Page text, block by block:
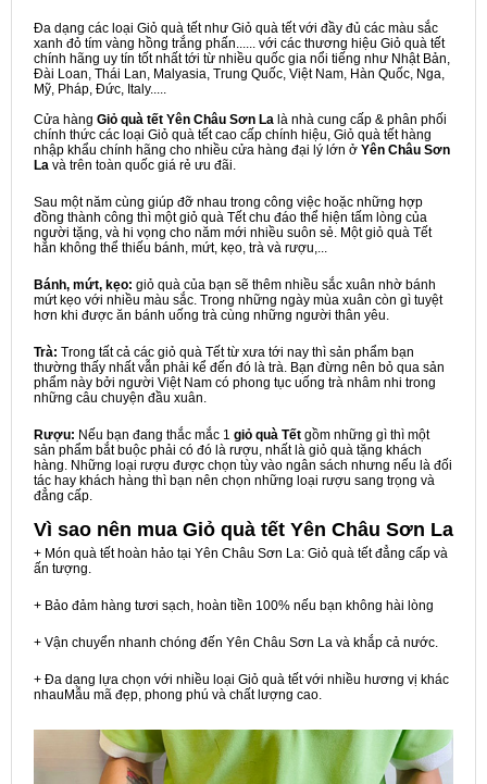
Đa dạng các loại Giỏ quà tết như Giỏ quà tết với đầy đủ các màu sắc
xanh đỏ tím vàng hồng trắng phấn...... với các thương hiệu Giỏ quà tết
chính hãng uy tín tốt nhất tới từ nhiều quốc gia nổi tiếng như Nhật Bản,
Đài Loan, Thái Lan, Malyasia, Trung Quốc, Việt Nam, Hàn Quốc, Nga,
Mỹ, Pháp, Đức, Italy.....
Cửa hàng Giỏ quà tết Yên Châu Sơn La là nhà cung cấp & phân phối
chính thức các loại Giỏ quà tết cao cấp chính hiệu, Giỏ quà tết hàng
nhập khẩu chính hãng cho nhiều cửa hàng đại lý lớn ở Yên Châu Sơn
La và trên toàn quốc giá rẻ ưu đãi.
Sau một năm cùng giúp đỡ nhau trong công việc hoặc những hợp
đồng thành công thì một giỏ quà Tết chu đáo thể hiện tấm lòng của
người tặng, và hi vọng cho năm mới nhiều suôn sẻ. Một giỏ quà Tết
hẳn không thể thiếu bánh, mứt, kẹo, trà và rượu,...
Bánh, mứt, kẹo: giỏ quà của bạn sẽ thêm nhiều sắc xuân nhờ bánh
mứt kẹo với nhiều màu sắc. Trong những ngày mùa xuân còn gì tuyệt
hơn khi được ăn bánh uống trà cùng những người thân yêu.
Trà: Trong tất cả các giỏ quà Tết từ xưa tới nay thì sản phẩm bạn
thường thấy nhất vẫn phải kể đến đó là trà. Bạn đừng nên bỏ qua sản
phẩm này bởi người Việt Nam có phong tục uống trà nhâm nhi trong
những câu chuyện đầu xuân.
Rượu: Nếu bạn đang thắc mắc 1 giỏ quà Tết gồm những gì thì một
sản phẩm bắt buộc phải có đó là rượu, nhất là giỏ quà tặng khách
hàng. Những loại rượu được chọn tùy vào ngân sách nhưng nếu là đối
tác hay khách hàng thì bạn nên chọn những loại rượu sang trọng và
đẳng cấp.
Vì sao nên mua Giỏ quà tết Yên Châu Sơn La
+ Món quà tết hoàn hảo tại Yên Châu Sơn La: Giỏ quà tết đẳng cấp và
ấn tượng.
+ Bảo đảm hàng tươi sạch, hoàn tiền 100% nếu bạn không hài lòng
+ Vận chuyển nhanh chóng đến Yên Châu Sơn La và khắp cả nước.
+ Đa dạng lựa chọn với nhiều loại Giỏ quà tết với nhiều hương vị khác
nhauMẫu mã đẹp, phong phú và chất lượng cao.